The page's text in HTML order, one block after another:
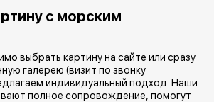
с морским
выбрать картину на сайте или сразу
галерею (визит по звонку
индивидуальный подход. Наши
полное сопровождение, помогут